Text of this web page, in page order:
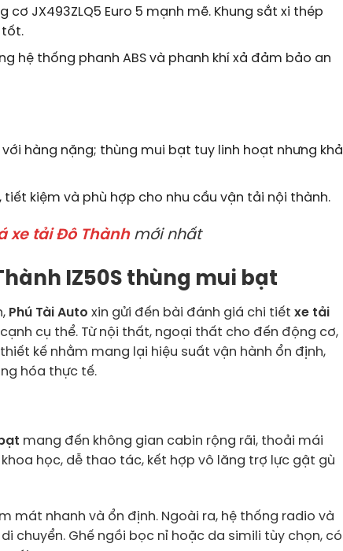
JX493ZLQ5 Euro 5 mạnh mẽ. Khung sắt xi thép
tốt.
hệ thống phanh ABS và phanh khí xả đảm bảo an
hàng nặng; thùng mui bạt tuy linh hoạt nhưng khả
tiết kiệm và phù hợp cho nhu cầu vận tải nội thành.
xe tải Đô Thànhmới nhất
IZ50S thùng mui bạt
Phú Tài Auto xin gửi đến bài đánh giá chi tiết xe tải
cụ thể. Từ nội thất, ngoại thất cho đến động cơ,
kế nhằm mang lại hiệu suất vận hành ổn định,
hóa thực tế.
mang đến không gian cabin rộng rãi, thoải mái
học, dễ thao tác, kết hợp vô lăng trợ lực gật gù
mát nhanh và ổn định. Ngoài ra, hệ thống radio và
chuyển. Ghế ngồi bọc nỉ hoặc da simili tùy chọn, có